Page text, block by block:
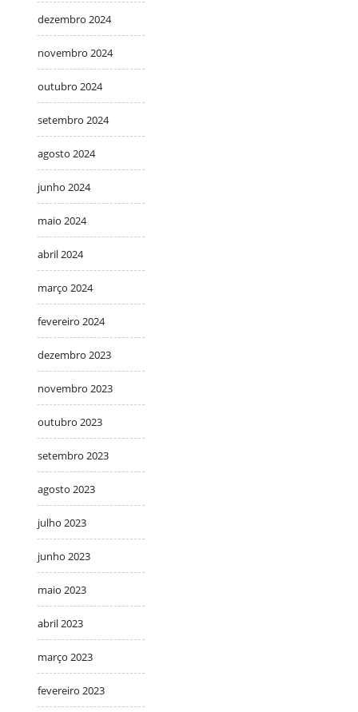
dezembro 2024
novembro 2024
outubro 2024
setembro 2024
agosto 2024
junho 2024
maio 2024
abril 2024
março 2024
fevereiro 2024
dezembro 2023
novembro 2023
outubro 2023
setembro 2023
agosto 2023
julho 2023
junho 2023
maio 2023
abril 2023
março 2023
fevereiro 2023